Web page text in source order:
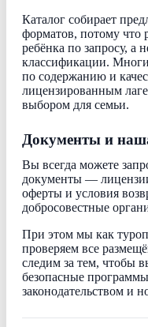
Каталог собирает
форматов, потому что
ребёнка по запросу, а
классификации.
по содержанию и
лицензированным
выбором для семьи.
Документы и
Вы всегда можете
документы —
оферты и условия
добросовестные
При этом мы как
проверяем все
следим за тем, чтобы
безопасные
законодательством и